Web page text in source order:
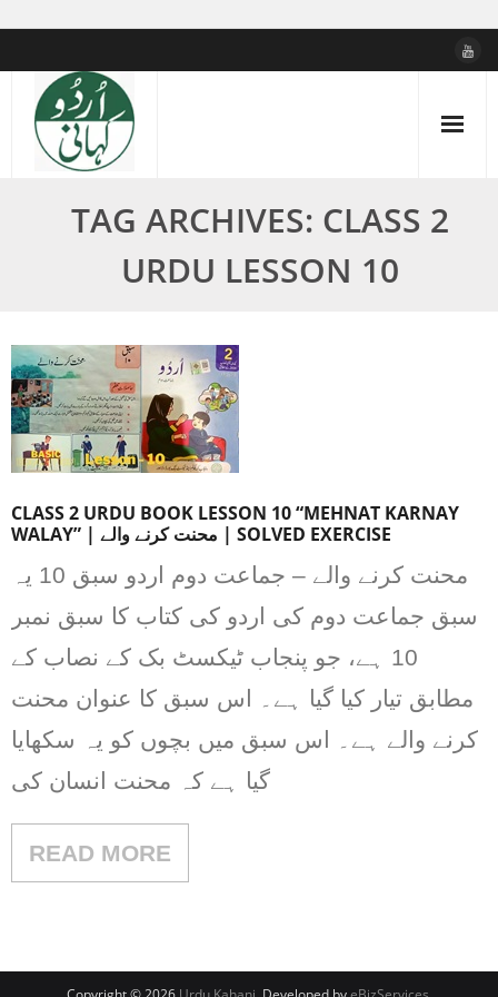
content
TAG ARCHIVES: CLASS 2
URDU LESSON 10
CLASS 2 URDU BOOK LESSON 10 “MEHNAT KARNAY
WALAY” | محنت کرنے والے | SOLVED EXERCISE
محنت کرنے والے – جماعت دوم اردو سبق 10 یہ
سبق جماعت دوم کی اردو کی کتاب کا سبق نمبر
10 ہے، جو پنجاب ٹیکسٹ بک کے نصاب کے
مطابق تیار کیا گیا ہے۔ اس سبق کا عنوان محنت
کرنے والے ہے۔ اس سبق میں بچوں کو یہ سکھایا
گیا ہے کہ محنت انسان کی
READ MORE